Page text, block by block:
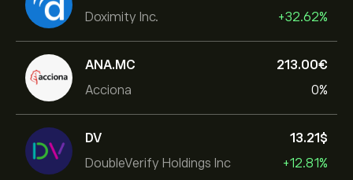
Doximity Inc.
+32.62%
ANA.MC
Acciona
213.00‎€‎
0%
DV
DoubleVerify Holdings Inc
13.21‎$‎
+12.81%